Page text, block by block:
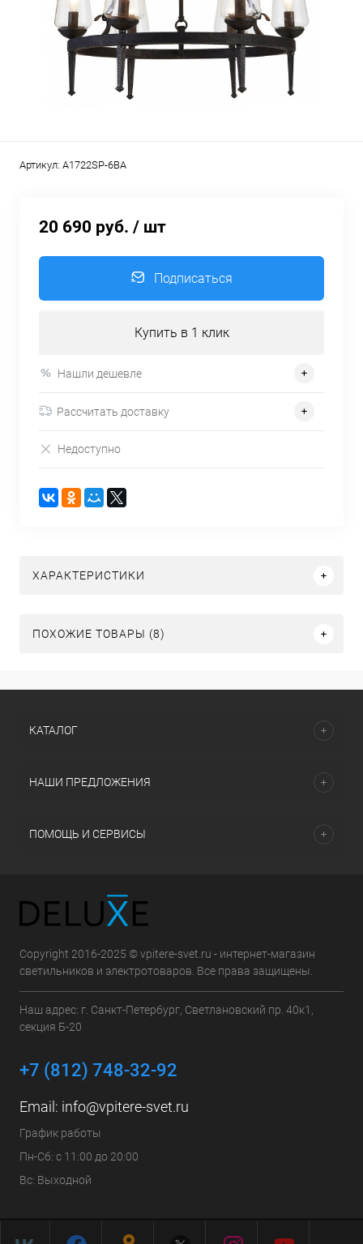
Артикул: A1722SP-6BA
20 690 руб. / шт
Подписаться
Купить в 1 клик
Нашли дешевле
Рассчитать доставку
Недоступно
ХАРАКТЕРИСТИКИ
ПОХОЖИЕ ТОВАРЫ (8)
КАТАЛОГ
НАШИ ПРЕДЛОЖЕНИЯ
ПОМОЩЬ И СЕРВИСЫ
Copyright 2016-2025 © vpitere-svet.ru - интернет-магазин
светильников и электротоваров. Все права защищены.
Наш адрес: г. Санкт-Петербург, Светлановский пр. 40к1,
секция Б-20
+7 (812) 748-32-92
Email: info@vpitere-svet.ru
График работы
Пн-Сб: с 11:00 до 20:00
Вс: Выходной